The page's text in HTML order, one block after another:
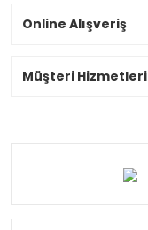
Online Alışveriş
Müşteri Hizmetleri